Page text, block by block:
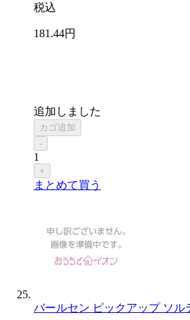
税込
181 .44円
追加しました
カゴ追加
-
1
+
まとめて買う
バールセン ピックアップ ソル